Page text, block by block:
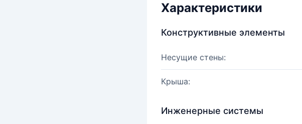
Характеристики
Конструктивные элементы
Несущие стены:
Крыша:
Инженерные системы